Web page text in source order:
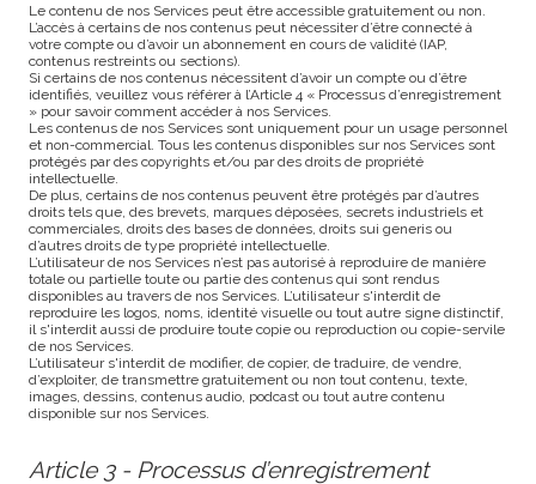
Le contenu de nos Services peut être accessible gratuitement ou non.
L’accès à certains de nos contenus peut nécessiter d’être connecté à
votre compte ou d’avoir un abonnement en cours de validité (IAP,
contenus restreints ou sections).
Si certains de nos contenus nécessitent d’avoir un compte ou d’être
identifiés, veuillez vous référer à l’Article 4 « Processus d’enregistrement
» pour savoir comment accéder à nos Services.
Les contenus de nos Services sont uniquement pour un usage personnel
et non-commercial. Tous les contenus disponibles sur nos Services sont
protégés par des copyrights et/ou par des droits de propriété
intellectuelle.
De plus, certains de nos contenus peuvent être protégés par d’autres
droits tels que, des brevets, marques déposées, secrets industriels et
commerciales, droits des bases de données, droits sui generis ou
d’autres droits de type propriété intellectuelle.
L’utilisateur de nos Services n’est pas autorisé à reproduire de manière
totale ou partielle toute ou partie des contenus qui sont rendus
disponibles au travers de nos Services. L’utilisateur s'interdit de
reproduire les logos, noms, identité visuelle ou tout autre signe distinctif,
il s'interdit aussi de produire toute copie ou reproduction ou copie-servile
de nos Services.
L’utilisateur s'interdit de modifier, de copier, de traduire, de vendre,
d’exploiter, de transmettre gratuitement ou non tout contenu, texte,
images, dessins, contenus audio, podcast ou tout autre contenu
disponible sur nos Services.
Article 3 - Processus d’enregistrement